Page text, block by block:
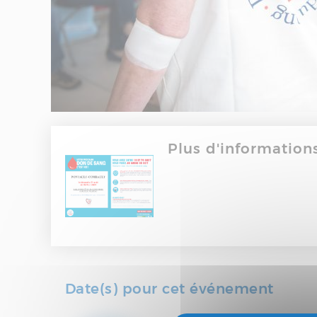
Plus
Date(s) pour cet événement